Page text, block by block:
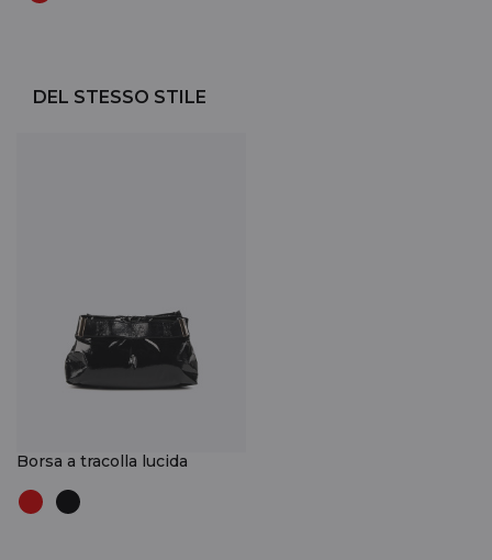
DEL STESSO STILE
Borsa a tracolla lucida